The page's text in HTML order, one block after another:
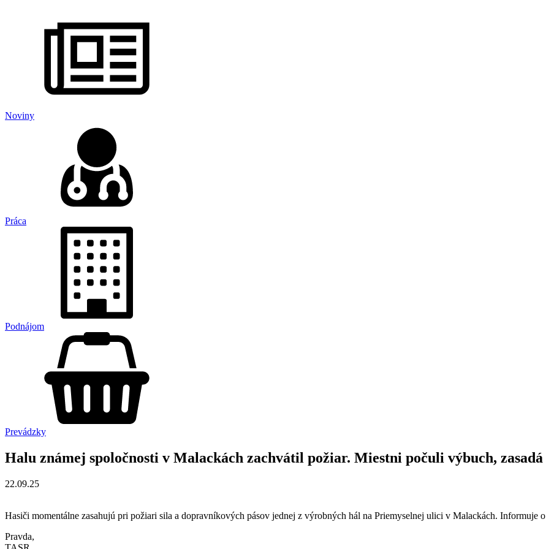
Noviny
Práca
Podnájom
Prevádzky
Halu známej spoločnosti v Malackách zachvátil požiar. Miestni počuli výbuch,
22.09.25
Hasiči momentálne zasahujú pri požiari sila a dopravníkových pásov jednej z výrobných hál na Priemyselnej ulici v Malackách. Informuje
Pravda,